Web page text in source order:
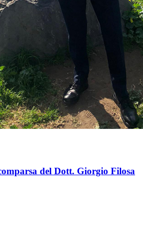
del Dott. Giorgio Filosa